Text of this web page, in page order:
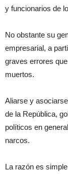
y funcionarios de
No obstante su
empresarial, a
graves errores
muertos.
Aliarse y
de la República,
políticos en
narcos.
La razón es